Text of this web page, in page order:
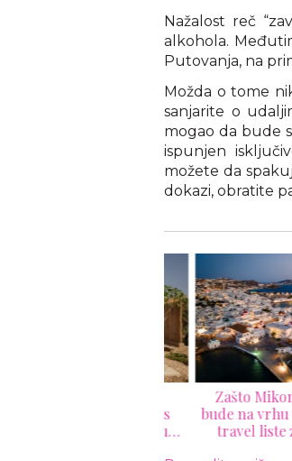
Nažalost reč
alkohola.
Putovanja, na
Možda o tome
sanjarite o
mogao da bude
ispunjen
možete da
dokazi, obratite
Zašto Mikonos
bude na vrhu
travel liste za